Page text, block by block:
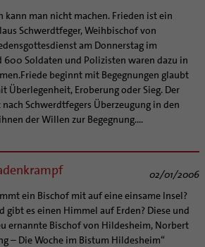
kann man nicht machen. Frieden ist ein
Schwerdtfeger, Weihbischof von
am Donnerstag im
600 Soldaten und Polizisten waren dazu in
beginnt mit Begegnungen glaubt
Überlegenheit, Eroberung oder Sieg. Der
Schwerdtfegers Überzeugung in den
der Willen zur Begegnung....
02/01/2006
ein Bischof mit auf eine einsame Insel?
gibt es einen Himmel auf Erden? Diese und
ernannte Bischof von Hildesheim, Norbert
– Die Woche im Bistum Hildesheim“